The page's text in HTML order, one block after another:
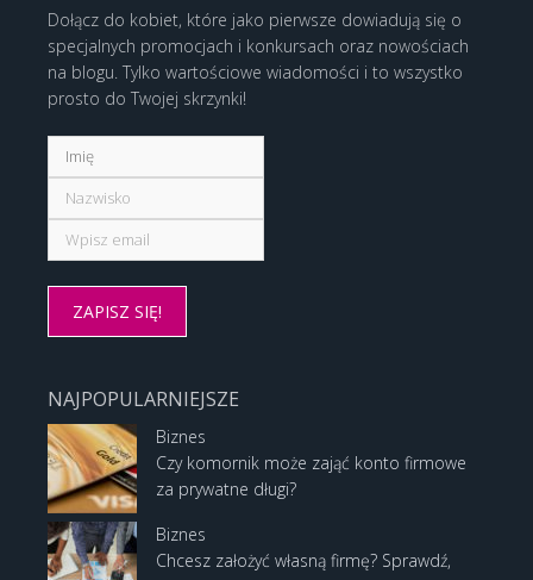
Dołącz do kobiet, które jako pierwsze dowiadują się o
specjalnych promocjach i konkursach oraz nowościach
na blogu. Tylko wartościowe wiadomości i to wszystko
prosto do Twojej skrzynki!
NAJPOPULARNIEJSZE
Biznes
Czy komornik może zająć konto firmowe
za prywatne długi?
Biznes
Chcesz założyć własną firmę? Sprawdź,